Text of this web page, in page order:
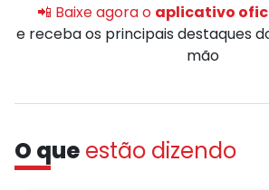
📲 Baixe agora o aplicativo
e receba os principais destaques
mão
O que estão dizendo